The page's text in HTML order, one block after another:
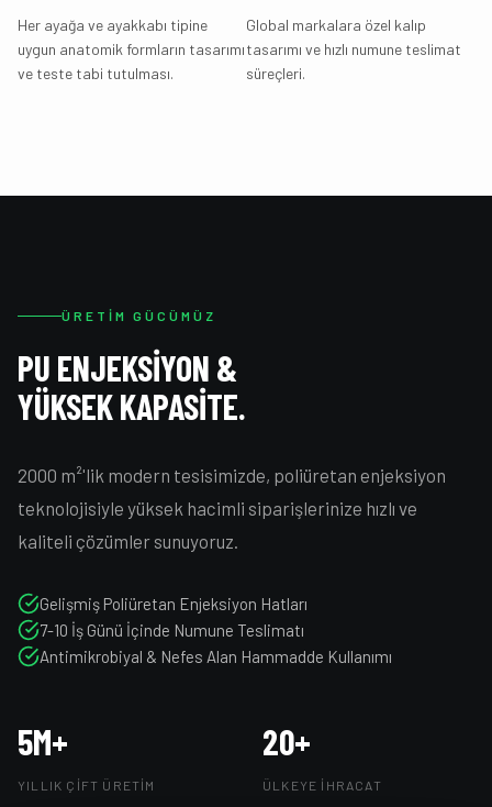
Her ayağa ve ayakkabı tipine
uygun anatomik formların tasarımı
ve teste tabi tutulması.
Global markalara özel kalıp
tasarımı ve hızlı numune teslimat
süreçleri.
ÜRETIM GÜCÜMÜZ
PU ENJEKSIYON &
YÜKSEK KAPASITE.
2000 m²'lik modern tesisimizde, poliüretan enjeksiyon
teknolojisiyle yüksek hacimli siparişlerinize hızlı ve
kaliteli çözümler sunuyoruz.
Gelişmiş Poliüretan Enjeksiyon Hatları
7-10 İş Günü İçinde Numune Teslimatı
Antimikrobiyal & Nefes Alan Hammadde Kullanımı
5M+
YILLIK ÇIFT ÜRETIM
20+
ÜLKEYE İHRACAT